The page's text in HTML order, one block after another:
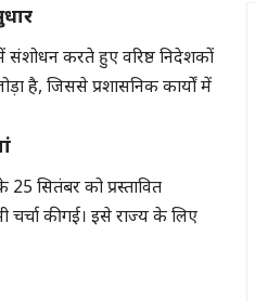
संशोधन करते हुए वरिष्ठ निदेशकों
है, जिससे प्रशासनिक कार्यों में
25 सितंबर को प्रस्तावित
चर्चा की गई। इसे राज्य के लिए